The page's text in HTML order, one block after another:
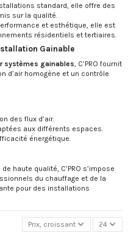
standard, elle offre des
sur la qualité.
et esthétique, elle est
résidentiels et tertiaires.
Gainable
systèmes gainables, C’PRO fournit
d’air homogène et un contrôle
des flux d’air.
aux différents espaces.
énergétique.
haute qualité, C’PRO s’impose
du chauffage et de la
pour des installations
Prix, croissant 24